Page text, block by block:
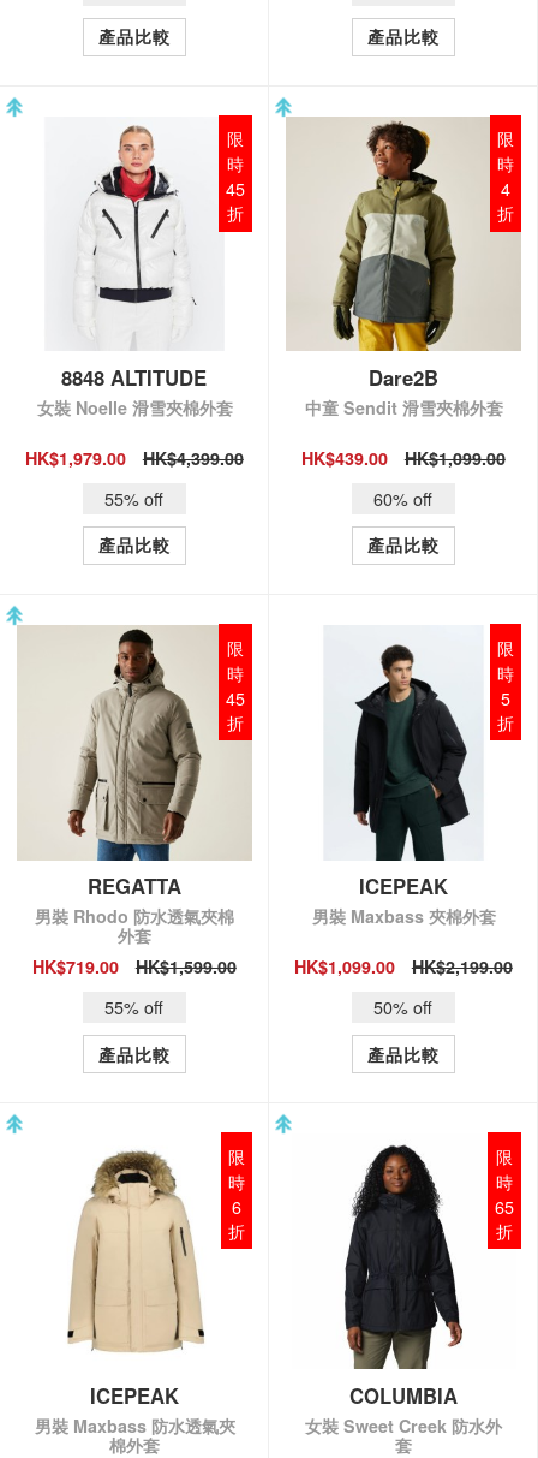
產品比較
產品比較
QUICK VIEW
8848 ALTITUDE
女裝 Noelle 滑雪夾棉外套
HK$1,979.00
HK$4,399.00
55% off
產品比較
限
時
45
折
QUICK VIEW
Dare2B
中童 Sendit 滑雪夾棉外套
HK$439.00
HK$1,099.00
60% off
產品比較
限
時
4
折
QUICK VIEW
REGATTA
男裝 Rhodo 防水透氣夾棉
外套
HK$719.00
HK$1,599.00
55% off
產品比較
限
時
45
折
QUICK VIEW
ICEPEAK
男裝 Maxbass 夾棉外套
HK$1,099.00
HK$2,199.00
50% off
產品比較
限
時
5
折
ICEPEAK
男裝 Maxbass 防水透氣夾
棉外套
限
時
6
折
COLUMBIA
女裝 Sweet Creek 防水外
套
限
時
65
折